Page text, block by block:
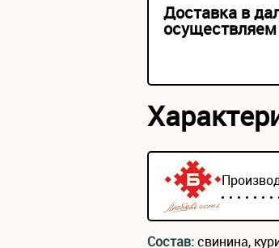
Доставка в
Состав:свинина,